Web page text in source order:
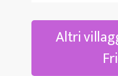
Altri